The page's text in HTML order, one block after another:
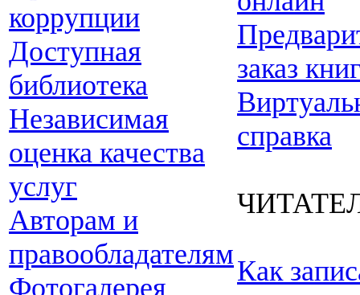
коррупции
Доступная
библиотека
Независимая
оценка качества
услуг
Авторам и
правообладателям
Фотогалерея
заказ
справка
Как